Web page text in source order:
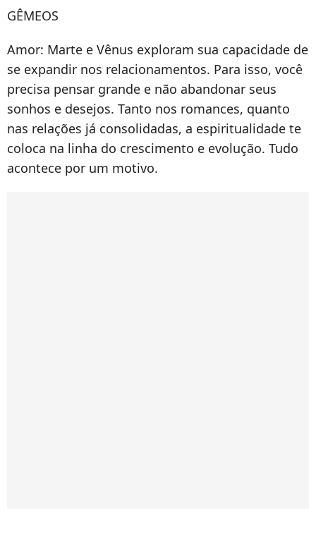
GÊMEOS
Amor: Marte e Vênus exploram sua capacidade de
se expandir nos relacionamentos. Para isso, você
precisa pensar grande e não abandonar seus
sonhos e desejos. Tanto nos romances, quanto
nas relações já consolidadas, a espiritualidade te
coloca na linha do crescimento e evolução. Tudo
acontece por um motivo.